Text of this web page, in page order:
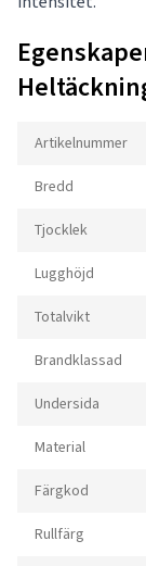
Artikelnummer
Bredd
Tjocklek
Lugghöjd
Totalvikt
Brandklassad
Undersida
Material
Färgkod
Rullfärg